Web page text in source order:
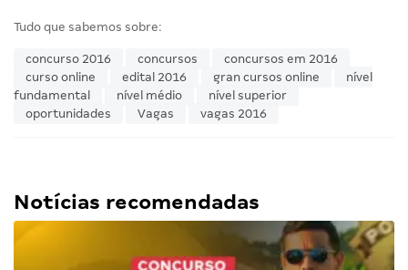
Tudo que sabemos sobre:
concurso 2016 concursos
concursos em 2016
curso online
edital 2016 gran cursos online
nível
fundamental
nível médio
nível superior
oportunidades
Vagas vagas 2016
Notícias recomendadas